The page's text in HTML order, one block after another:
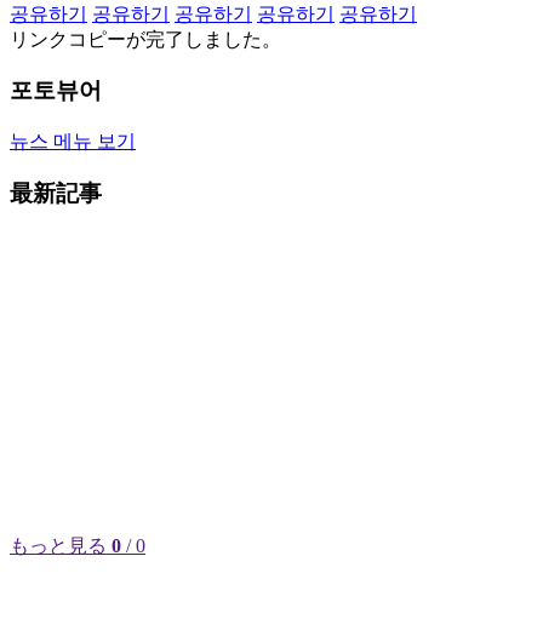
공유하기
공유하기 공유하기 공유하기
공유하기
リンクコピーが完了しました。
포토뷰어
뉴스 메뉴 보기
最新記事
もっと見る 0 / 0